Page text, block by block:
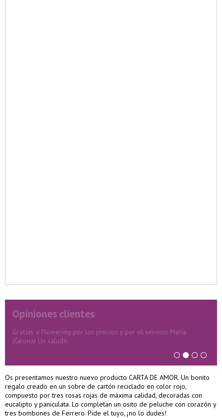
Opiniones clientes
Gracias a Flowering por los precios y por el servicio Maria
(Girona) Un saludo.
Os presentamos nuestro nuevo producto CARTA DE AMOR. Un bonito
regalo creado en un sobre de cartón reciclado en color rojo,
compuesto por tres rosas rojas de máxima calidad, decoradas con
eucalipto y paniculata. Lo completan un osito de peluche con corazón y
tres bombones de Ferrero. Pide el tuyo, ¡no lo dudes!